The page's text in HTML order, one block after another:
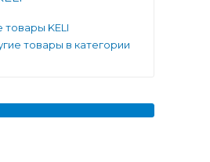
товары KELI
товары в категории